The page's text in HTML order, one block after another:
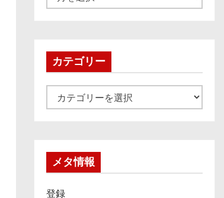
ー
ブカテゴリー
テ
メタ情報
登録